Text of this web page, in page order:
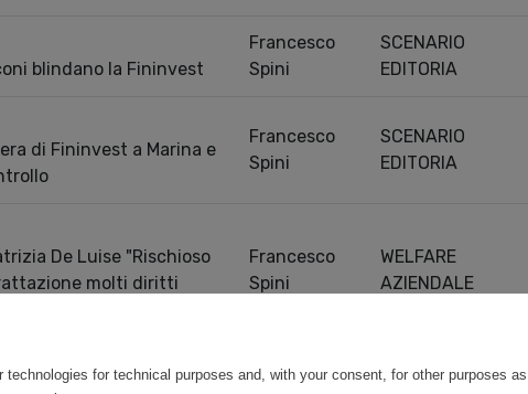
blindano la Fininvest
Francesco
Spini
SCENARIO
EDITORIA
di Fininvest a Marina e
Francesco
Spini
SCENARIO
EDITORIA
De Luise "Rischioso
molti diritti
Francesco
Spini
WELFARE
AZIENDALE
20 entriesfor technical purposes and, with your consent, for other purposes